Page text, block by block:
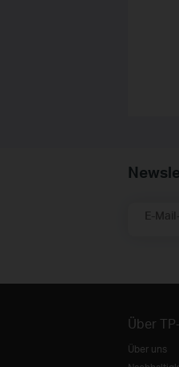
E-
Über
Über uns